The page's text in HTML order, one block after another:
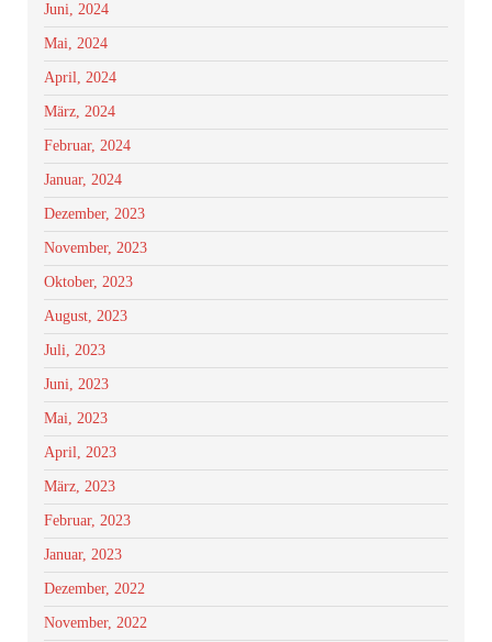
Juni, 2024
Mai, 2024
April, 2024
März, 2024
Februar, 2024
Januar, 2024
Dezember, 2023
November, 2023
Oktober, 2023
August, 2023
Juli, 2023
Juni, 2023
Mai, 2023
April, 2023
März, 2023
Februar, 2023
Januar, 2023
Dezember, 2022
November, 2022